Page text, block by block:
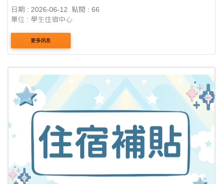
日期 : 2026-06-12
點閱 : 66
單位 : 學生住宿中心
更多訊息